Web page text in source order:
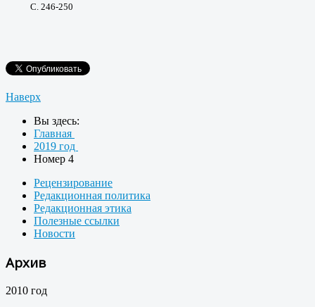
С. 246-250
Наверх
Вы здесь:
Главная
2019 год
Номер 4
Рецензирование
Редакционная политика
Редакционная этика
Полезные ссылки
Новости
Архив
2010 год